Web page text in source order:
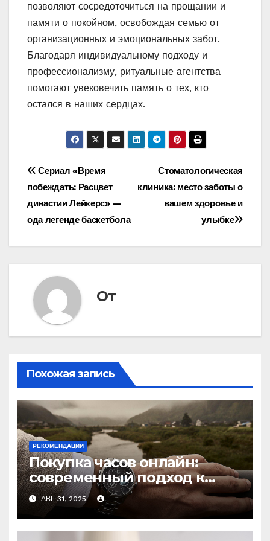
позволяют сосредоточиться на прощании и
памяти о покойном, освобождая семью от
организационных и эмоциональных забот.
Благодаря индивидуальному подходу и
профессионализму, ритуальные агентства
помогают увековечить память о тех, кто
остался в наших сердцах.
Навигация
по
записям
Стоматологическая
клиника: место заботы о
вашем здоровье и
улыбке
Сериал «Время
побеждать: Расцвет
династии Лейкерс» —
ода легенде баскетбола
От
Похожая запись
РЕКОМЕНДАЦИИ
Покупка часов онлайн:
современный подход к
выбору аксессуаров
АВГ 31, 2025